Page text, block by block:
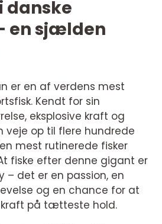
danske
en sjælden
er en af verdens mest
Kendt for sin
eksplosive kraft og
veje op til flere hundrede
mest rutinerede fisker
fiske efter denne gigant er
– det er en passion, en
og en chance for at
på tætteste hold.